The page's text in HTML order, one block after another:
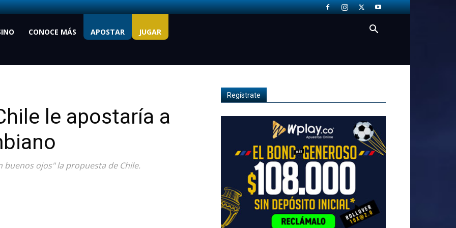
CONOCE MÁS APOSTAR JUGAR
le apostaría a
buenos ojos" la propuesta de Chile.
Regístrate